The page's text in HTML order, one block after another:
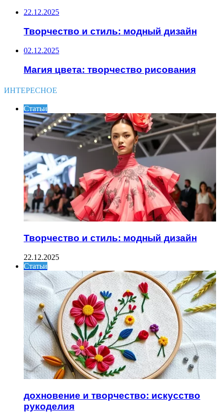
22.12.2025
Творчество и стиль: модный дизайн
02.12.2025
Магия цвета: творчество рисования
ИНТЕРЕСНОЕ
Статьи
Творчество и стиль: модный дизайн
22.12.2025
Статьи
дохновение и творчество: искусство
рукоделия